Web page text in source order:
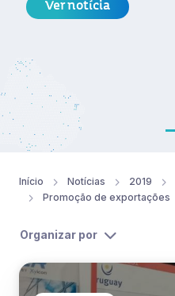
Ver notícia
Início Notícias 2019
Promoção de exportações
Organizar por